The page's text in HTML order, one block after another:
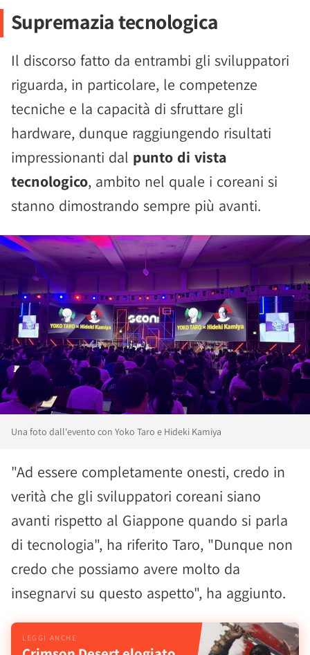
Supremazia tecnologica
Il discorso fatto da entrambi gli sviluppatori
riguarda, in particolare, le competenze
tecniche e la capacità di sfruttare gli
hardware, dunque raggiungendo risultati
impressionanti dal punto di vista
tecnologico, ambito nel quale i coreani si
stanno dimostrando sempre più avanti.
Una foto dall'evento con Yoko Taro e Hideki Kamiya
"Ad essere completamente onesti, credo in
verità che gli sviluppatori coreani siano
avanti rispetto al Giappone quando si parla
di tecnologia", ha riferito Taro, "Dunque non
credo che possiamo avere molto da
insegnarvi su questo aspetto", ha aggiunto.